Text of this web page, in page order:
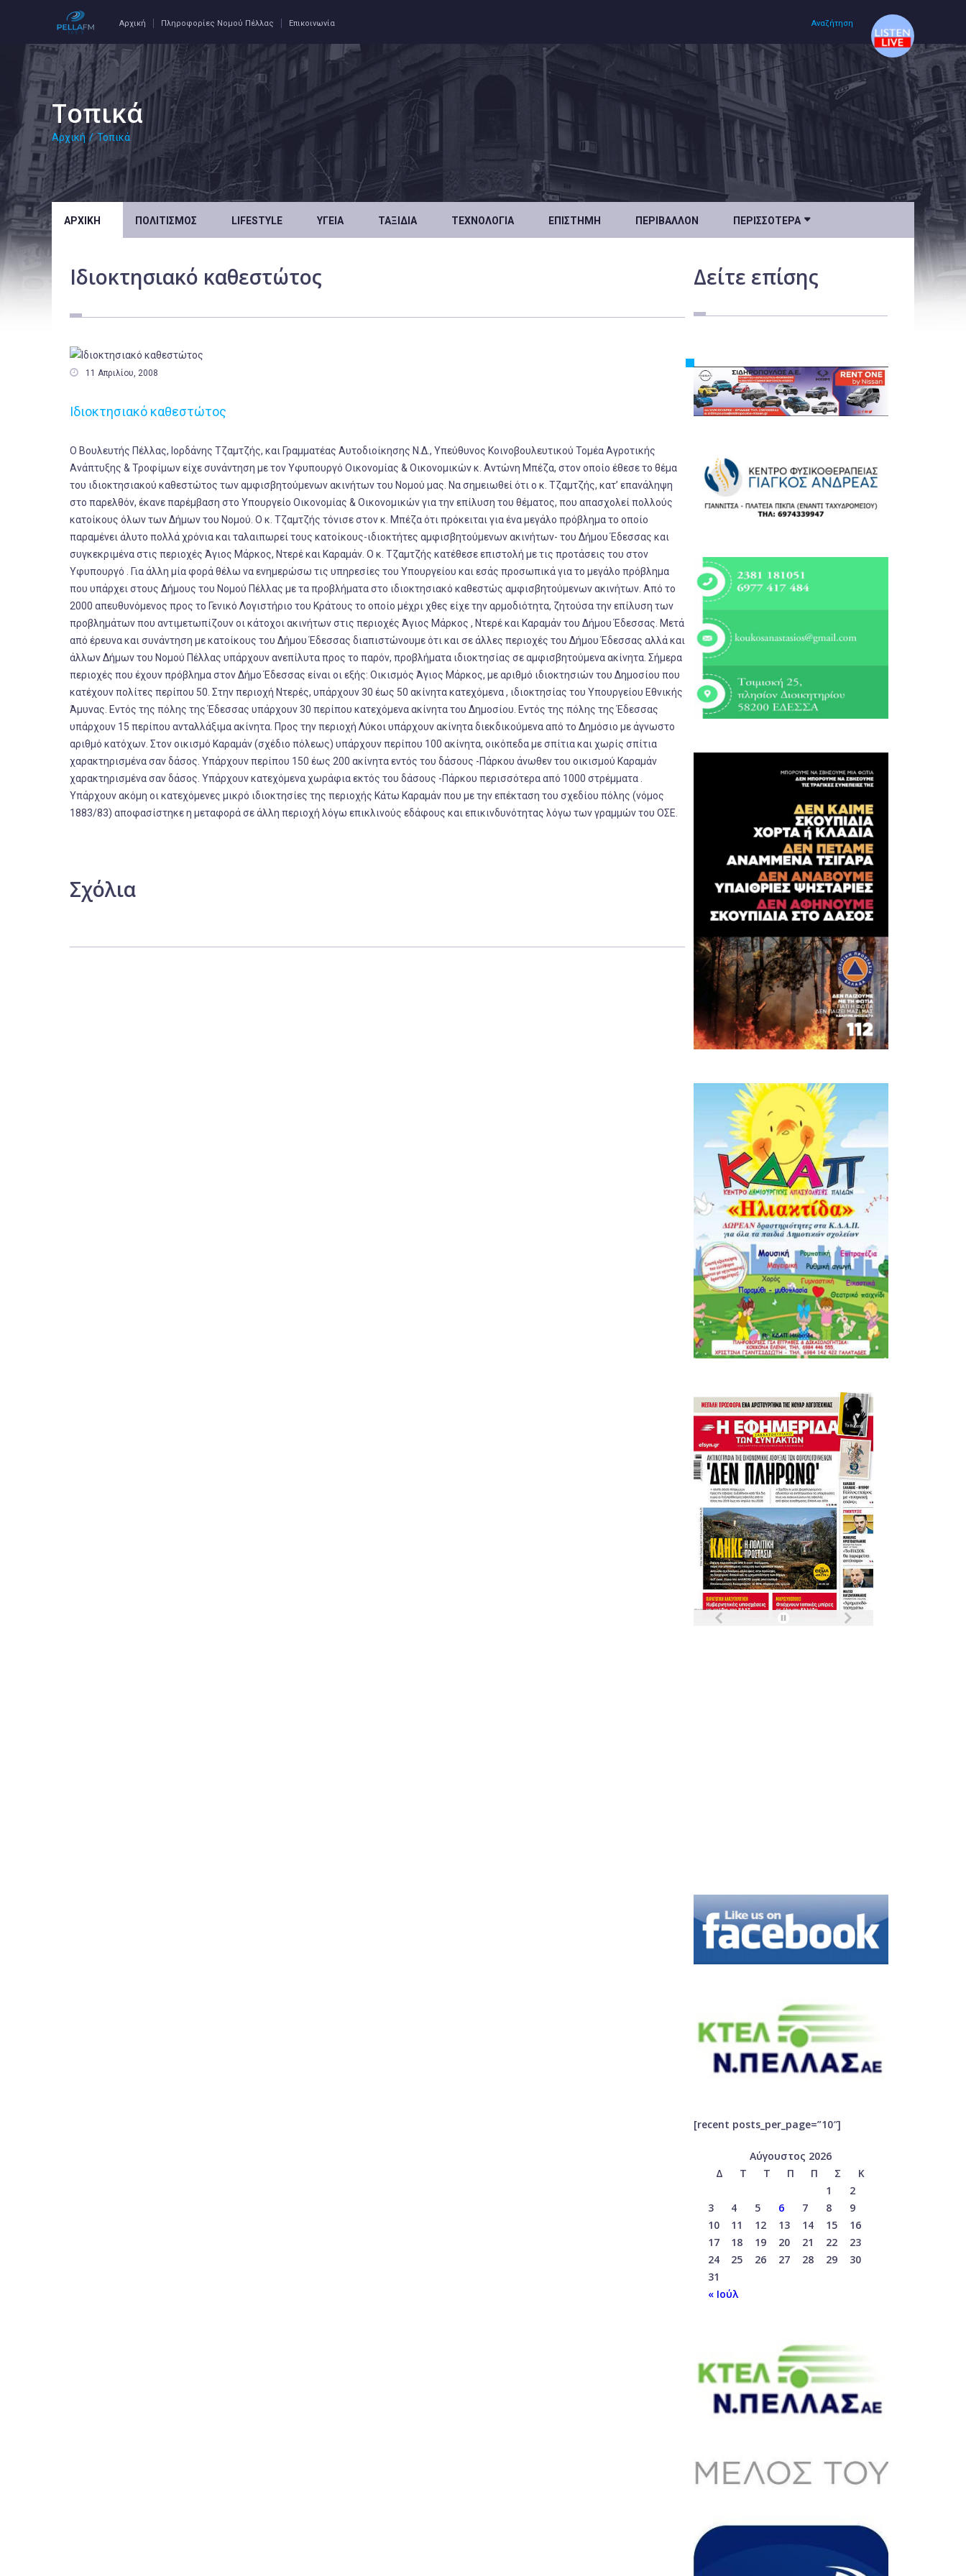
Αρχική Πληροφορίες Νομού Πέλλας Επικοινωνία Αναζήτηση
Τοπικά
Αρχική / Τοπικά
ΑΡΧΙΚΉ ΠΟΛΙΤΙΣΜΌΣ LIFESTYLE ΥΓΕΊΑ ΤΑΞΊΔΙΑ ΤΕΧΝΟΛΟΓΊΑ ΕΠΙΣΤΉΜΗ ΠΕΡΙΒΆΛΛΟΝ ΠΕΡΙΣΣΌΤΕΡΑ 
Ιδιοκτησιακό καθεστώτος
 11 Απριλίου, 2008
Ιδιοκτησιακό καθεστώτος
Ο Βουλευτής Πέλλας, Ιορδάνης Τζαμτζής, και Γραμματέας Αυτοδιοίκησης Ν.Δ., Υπεύθυνος Κοινοβουλευτικού Τομέα Αγροτικής
Ανάπτυξης & Τροφίμων είχε συνάντηση με τον Υφυπουργό Οικονομίας & Οικονομικών κ. Αντώνη Μπέζα, στον οποίο έθεσε το θέμα
του ιδιοκτησιακού καθεστώτος των αμφισβητούμενων ακινήτων του Νομού μας. Να σημειωθεί ότι ο κ. Τζαμτζής, κατ’ επανάληψη
στο παρελθόν, έκανε παρέμβαση στο Υπουργείο Οικονομίας & Οικονομικών για την επίλυση του θέματος, που απασχολεί πολλούς
κατοίκους όλων των Δήμων του Νομού. Ο κ. Τζαμτζής τόνισε στον κ. Μπέζα ότι πρόκειται για ένα μεγάλο πρόβλημα το οποίο
παραμένει άλυτο πολλά χρόνια και ταλαιπωρεί τους κατοίκους-ιδιοκτήτες αμφισβητούμενων ακινήτων- του Δήμου Έδεσσας και
συγκεκριμένα στις περιοχές Άγιος Μάρκος, Ντερέ και Καραμάν. Ο κ. Τζαμτζής κατέθεσε επιστολή με τις προτάσεις του στον
Υφυπουργό . Για άλλη μία φορά θέλω να ενημερώσω τις υπηρεσίες του Υπουργείου και εσάς προσωπικά για το μεγάλο πρόβλημα
που υπάρχει στους Δήμους του Νομού Πέλλας με τα προβλήματα στο ιδιοκτησιακό καθεστώς αμφισβητούμενων ακινήτων. Από το
2000 απευθυνόμενος προς το Γενικό Λογιστήριο του Κράτους το οποίο μέχρι χθες είχε την αρμοδιότητα, ζητούσα την επίλυση των
προβλημάτων που αντιμετωπίζουν οι κάτοχοι ακινήτων στις περιοχές Άγιος Μάρκος , Ντερέ και Καραμάν του Δήμου Έδεσσας. Μετά
από έρευνα και συνάντηση με κατοίκους του Δήμου Έδεσσας διαπιστώνουμε ότι και σε άλλες περιοχές του Δήμου Έδεσσας αλλά και
άλλων Δήμων του Νομού Πέλλας υπάρχουν ανεπίλυτα προς το παρόν, προβλήματα ιδιοκτησίας σε αμφισβητούμενα ακίνητα. Σήμερα
περιοχές που έχουν πρόβλημα στον Δήμο Έδεσσας είναι οι εξής: Οικισμός Άγιος Μάρκος, με αριθμό ιδιοκτησιών του Δημοσίου που
κατέχουν πολίτες περίπου 50. Στην περιοχή Ντερές, υπάρχουν 30 έως 50 ακίνητα κατεχόμενα , ιδιοκτησίας του Υπουργείου Εθνικής
Άμυνας. Εντός της πόλης της Έδεσσας υπάρχουν 30 περίπου κατεχόμενα ακίνητα του Δημοσίου. Εντός της πόλης της Έδεσσας
υπάρχουν 15 περίπου ανταλλάξιμα ακίνητα. Προς την περιοχή Λύκοι υπάρχουν ακίνητα διεκδικούμενα από το Δημόσιο με άγνωστο
αριθμό κατόχων. Στον οικισμό Καραμάν (σχέδιο πόλεως) υπάρχουν περίπου 100 ακίνητα, οικόπεδα με σπίτια και χωρίς σπίτια
χαρακτηρισμένα σαν δάσος. Υπάρχουν περίπου 150 έως 200 ακίνητα εντός του δάσους -Πάρκου άνωθεν του οικισμού Καραμάν
χαρακτηρισμένα σαν δάσος. Υπάρχουν κατεχόμενα χωράφια εκτός του δάσους -Πάρκου περισσότερα από 1000 στρέμματα .
Υπάρχουν ακόμη οι κατεχόμενες μικρό ιδιοκτησίες της περιοχής Κάτω Καραμάν που με την επέκταση του σχεδίου πόλης (νόμος
1883/83) αποφασίστηκε η μεταφορά σε άλλη περιοχή λόγω επικλινούς εδάφους και επικινδυνότητας λόγω των γραμμών του ΟΣΕ.
Σχόλια
Δείτε επίσης
[recent posts_per_page=”10″]
Αύγουστος 2026
Δ
Τ Τ Π Π Σ
Κ
1
2
3
4 5 6 7 8
9
10
11 12 13 14 15
16
17
18 19 20 21 22
23
24
25 26 27 28 29
30
31
« Ιούλ
Αρχική
Πολιτισμός
Υγεία
Ταξίδια
Επιστήμη
Περιβάλλον
Κόσμος
Τοπικά
Πολιτική
Αθλητικά